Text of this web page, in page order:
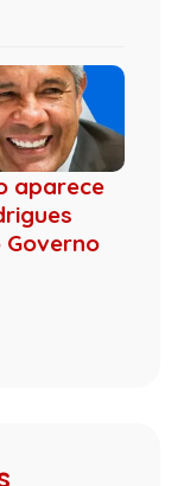
aparece
Governo